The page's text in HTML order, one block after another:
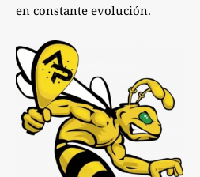
en constante evolución.